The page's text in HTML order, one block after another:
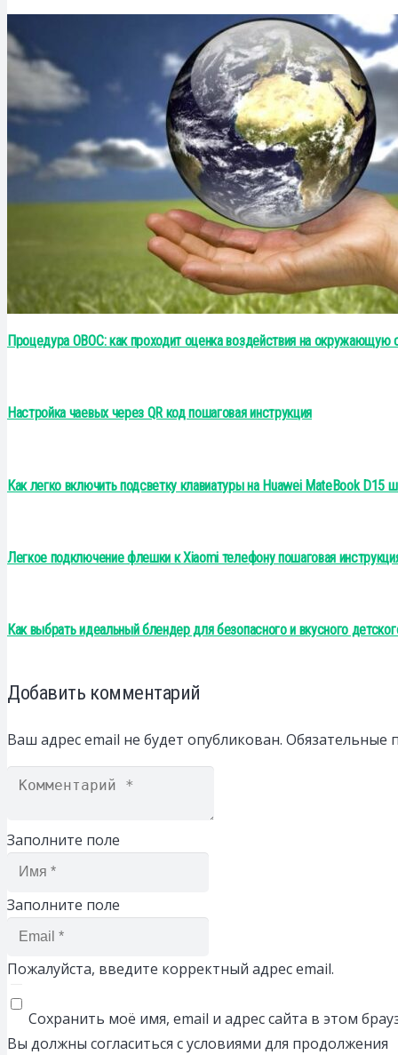
Процедура ОВОС: как проходит оценка воздействия на окружающую
Настройка чаевых через QR код пошаговая инструкция
Как легко включить подсветку клавиатуры на Huawei MateBook D15
Легкое подключение флешки к Xiaomi телефону пошаговая
Как выбрать идеальный блендер для безопасного и вкусного
Добавить комментарий
Ваш адрес email не будет опубликован. Обязательные
Заполните поле
Заполните поле
Пожалуйста, введите корректный адрес email.
Сохранить моё имя, email и адрес сайта в этом
Вы должны согласиться с условиями для продолжения